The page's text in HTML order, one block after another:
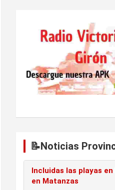
📝Noticias
Incluidas las playas
en Matanzas